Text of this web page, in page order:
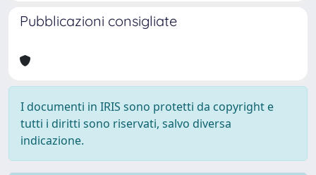
Pubblicazioni consigliate
I documenti in IRIS sono protetti da copyright e
tutti i diritti sono riservati, salvo diversa
indicazione.